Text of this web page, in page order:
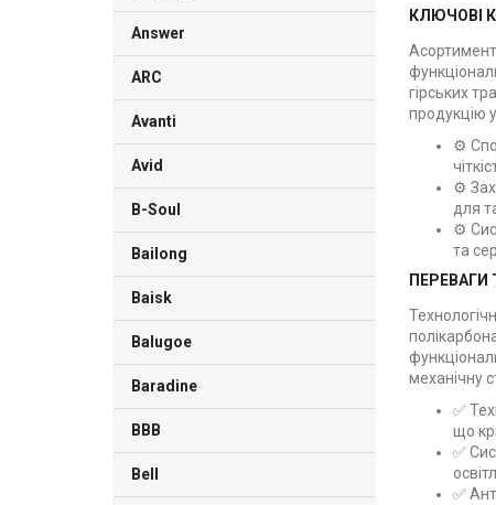
Answer
ARC
Avanti
Avid
B-Soul
Bailong
Baisk
Balugoe
Baradine
BBB
Bell
КЛЮЧОВІ
Асортимент
гірських
продукцію
⚙️
⚙️
для
⚙️
та
ПЕРЕВАГИ
механічну
✅
що
✅
✅